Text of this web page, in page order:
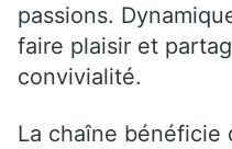
passions.
faire plaisir et
convivialité.
La chaîne bénéficie